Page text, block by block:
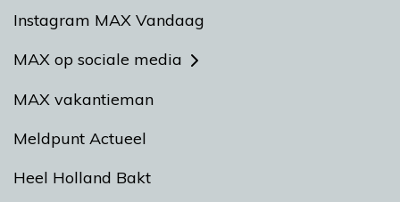
Instagram MAX Vandaag
MAX op sociale media
MAX vakantieman
Meldpunt Actueel
Heel Holland Bakt